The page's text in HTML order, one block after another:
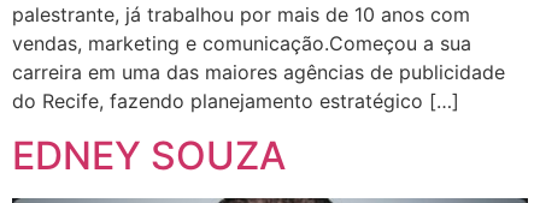
palestrante, já trabalhou por mais de 10 anos com
vendas, marketing e comunicação.Começou a sua
carreira em uma das maiores agências de publicidade
do Recife, fazendo planejamento estratégico […]
EDNEY SOUZA